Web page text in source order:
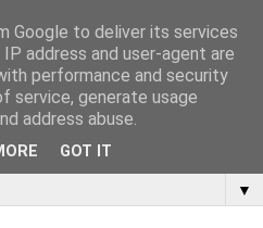
▼
Google to deliver its services
address and user-agent are
performance and security
service, generate usage
address abuse.
GOT IT